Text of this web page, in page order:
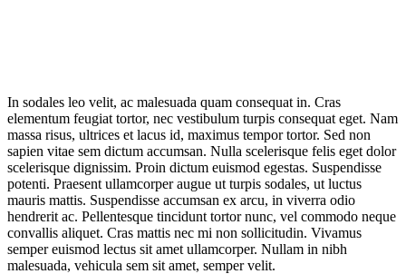
In sodales leo velit, ac malesuada quam consequat in. Cras
elementum feugiat tortor, nec vestibulum turpis consequat eget. Nam
massa risus, ultrices et lacus id, maximus tempor tortor. Sed non
sapien vitae sem dictum accumsan. Nulla scelerisque felis eget dolor
scelerisque dignissim. Proin dictum euismod egestas. Suspendisse
potenti. Praesent ullamcorper augue ut turpis sodales, ut luctus
mauris mattis. Suspendisse accumsan ex arcu, in viverra odio
hendrerit ac. Pellentesque tincidunt tortor nunc, vel commodo neque
convallis aliquet. Cras mattis nec mi non sollicitudin. Vivamus
semper euismod lectus sit amet ullamcorper. Nullam in nibh
malesuada, vehicula sem sit amet, semper velit.